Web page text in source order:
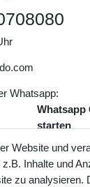
Whatsapp:
Whatsapp
starten
inkl. gesetzl.
und
Website und
Inhalte und
zu analysieren.